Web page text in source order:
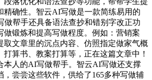
精确性。智云AI写做是一款简练易用的
做帮手还具备语法查抄和错别字改正功
做锻炼和提高写做程度。例如：营销案
取文章里的沉点内容、仿照指定做家气概
算书、教案打算等，正在这篇文章中！
本人的AI写做帮手。智云AI写做还支撑
，尝尝这些软件，供给了165多种写做辅